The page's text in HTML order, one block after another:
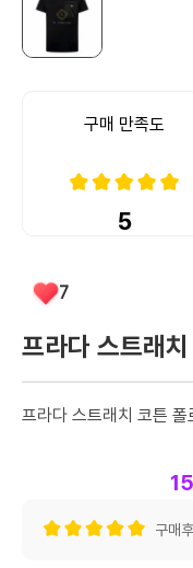
구매 만족도
5
7
프라다 스트래
프라다 스트래치 코튼
구매